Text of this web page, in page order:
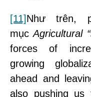
[11]Như trên,
mụcAgricultural
forces of
growing
ahead and
also pushing us